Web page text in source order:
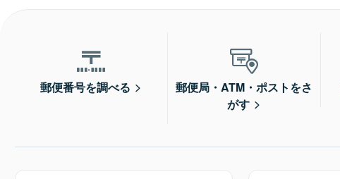
郵便番号を調べる
郵便局・ATM・ポストをさ
がす